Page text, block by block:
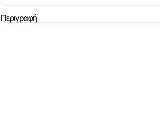
Περιγραφή
Το καλάθι σας